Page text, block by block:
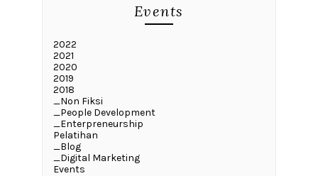
Events
2022
2021
2020
2019
2018
_Non Fiksi
_People Development
_Enterpreneurship
Pelatihan
_Blog
_Digital Marketing
Events